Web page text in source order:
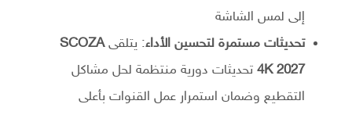
إلى لمس الشاشة
تحديثات مستمرة لتحسين الأداء: يتلقىSCOZA
4K 2027 تحديثات دورية منتظمة لحل مشاكل
التقطيع وضمان استمرار عمل القنوات بأعلى